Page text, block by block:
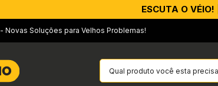
ESCUTA O VÉIO! |
- Novas Soluções para Velhos Problemas!